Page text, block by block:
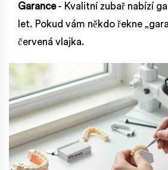
Garance- Kvalitní zubař nabízí
let. Pokud vám někdo řekne
červená vlajka.